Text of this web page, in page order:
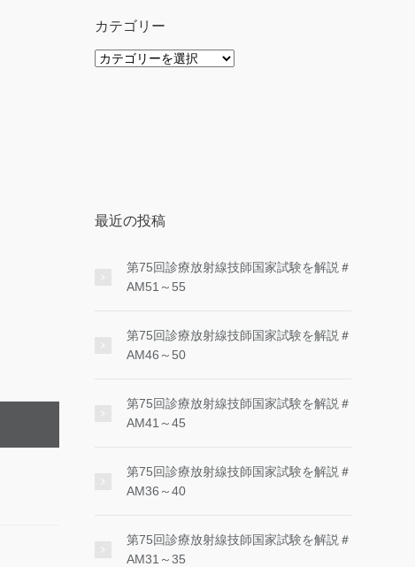
カテゴリー
カ
最近の投稿
第75回診療放射線技師国家試験を解説＃
AM51～55
第75回診療放射線技師国家試験を解説＃
AM46～50
第75回診療放射線技師国家試験を解説＃
AM41～45
第75回診療放射線技師国家試験を解説＃
AM36～40
第75回診療放射線技師国家試験を解説＃
AM31～35